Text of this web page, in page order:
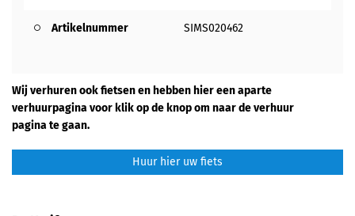
Artikelnummer SIMS020462
Wij verhuren ook fietsen en hebben hier een aparte
verhuurpagina voor klik op de knop om naar de verhuur
pagina te gaan.
Huur hier uw fiets